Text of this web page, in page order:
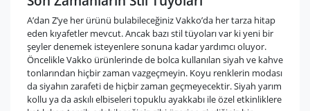
A’dan Z’ye her ürünü bulabileceğiniz Vakko’da her tarza hitap
eden kıyafetler mevcut. Ancak bazı stil tüyoları var ki yeni bir
şeyler denemek isteyenlere sonuna kadar yardımcı oluyor.
Öncelikle Vakko ürünlerinde de bolca kullanılan siyah ve kahve
tonlarından hiçbir zaman vazgeçmeyin. Koyu renklerin modası
da siyahın zarafeti de hiçbir zaman geçmeyecektir. Siyah yarım
kollu ya da askılı elbiseleri topuklu ayakkabı ile özel etkinliklere